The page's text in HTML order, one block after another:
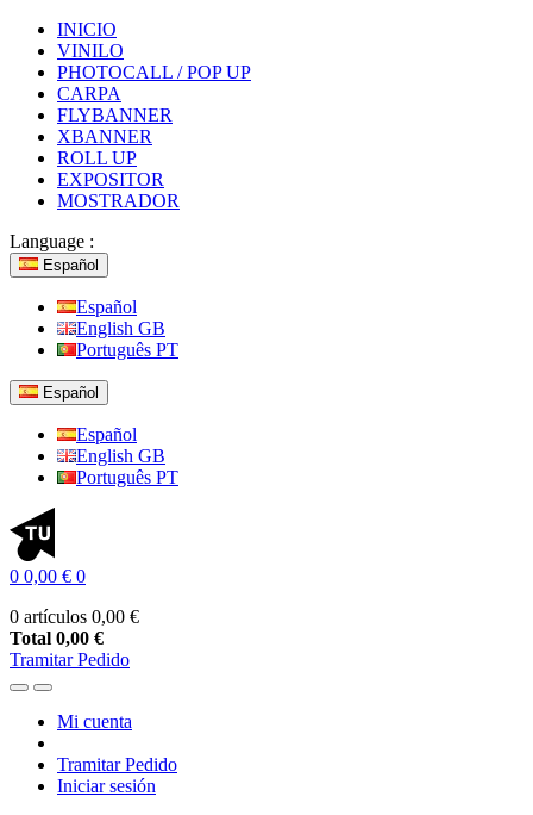
INICIO
VINILO
PHOTOCALL / POP UP
CARPA
FLYBANNER
XBANNER
ROLL UP
EXPOSITOR
MOSTRADOR
Language :
Español
Español
English GB
Português PT
Español
Español
English GB
Português PT
0 0,00 € 0
0 artículos 0,00 €
Total 0,00 €
Tramitar Pedido
Mi cuenta
Tramitar Pedido
Iniciar sesión